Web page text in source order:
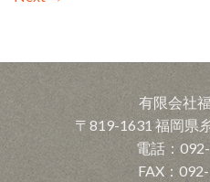
有限会社
〒819-1631 福岡県
電話：
FAX：